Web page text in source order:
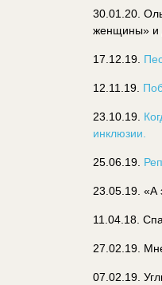
30.01.20.
женщины» и
17.12.19.
12.11.19.
23.10.19.
инклюзии.
25.06.19.
23.05.19. «А
11.04.18.
27.02.19.
07.02.19.